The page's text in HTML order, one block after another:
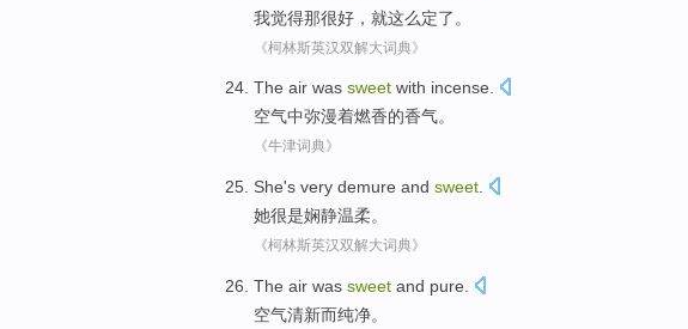
我觉得那很好 ， 就这么定了。
《柯林斯英汉双解大词典》
The air was sweet with incense.
空气中弥漫着燃香的香气。
《牛津词典》
She's very demure and sweet
她很是娴静温柔。
《柯林斯英汉双解大词典》
The air was sweet and pure
空气清新而纯净。